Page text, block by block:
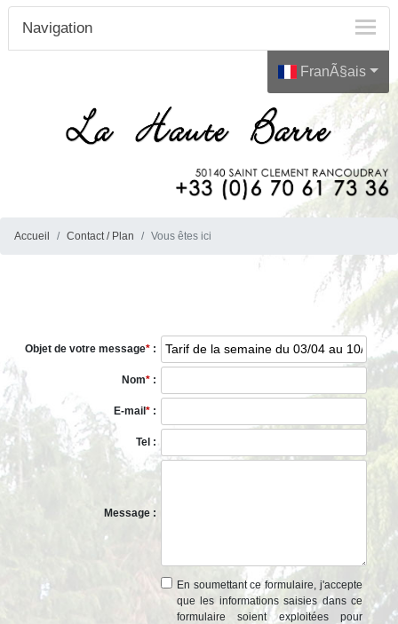
Navigation
FranÃ§ais
Accueil Contact / Plan Vous êtes ici
Objet de votre message* :
Nom* :
E-mail * :
Tel :
Message :
En soumettant ce formulaire, j'accepte
que les informations saisies dans ce
formulaire soient exploitées pour